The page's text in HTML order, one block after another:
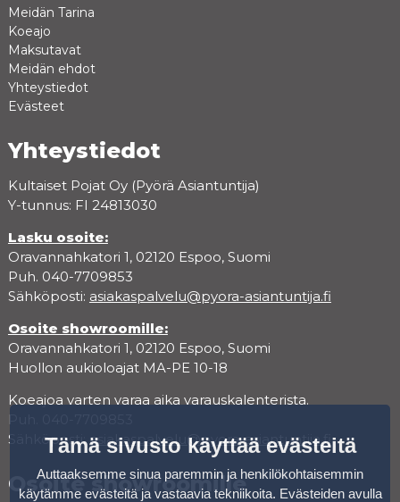
Meidän Tarina
Koeajo
Maksutavat
Meidän ehdot
Yhteystiedot
Evästeet
Yhteystiedot
Kultaiset Pojat Oy (Pyörä Asiantuntija)
Y-tunnus: FI 24813030
Lasku osoite:
Oravannahkatori 1, 02120 Espoo, Suomi
Puh. 040-7709853
Sähköposti: asiakaspalvelu@pyora-asiantuntija.fi
Osoite showroomille:
Oravannahkatori 1, 02120 Espoo, Suomi
Huollon aukioloajat MA-PE 10-18
Koeajoa varten varaa aika varauskalenterista.
Sähköposti:asiakaspalvelu@pyora-asiantuntija.fi
Osoite showroomille
Tämä sivusto käyttää evästeitä
Auttaaksemme sinua paremmin ja henkilökohtaisemmin
käytämme evästeitä ja vastaavia tekniikoita. Evästeiden avulla